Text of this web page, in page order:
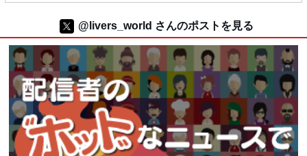
@livers_world さんのポストを見る